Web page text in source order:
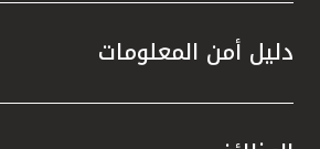
دليل أمن المعلومات